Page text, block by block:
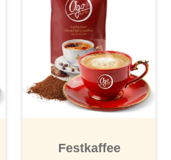
Festkaffee